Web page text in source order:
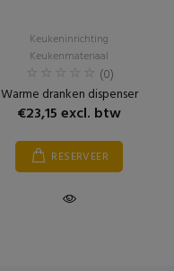
Keukeninrichting
Keukenmateriaal
(0)
Warme dranken dispenser
€23,15 excl. btw
RESERVEER